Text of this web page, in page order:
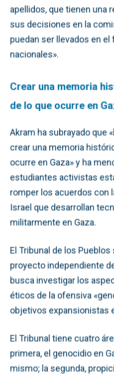
apellidos, que tienen una
sus decisiones en la
puedan ser llevados en
nacionales».
Crear una memoria
de lo que ocurre en
Akram ha subrayado que
crear una memoria
ocurre en Gaza» y ha
estudiantes activistas
romper los acuerdos con
Israel que desarrollan
militarmente en Gaza.
El Tribunal de los Pueblos
proyecto independiente
busca investigar los
éticos de la ofensiva
objetivos expansionistas
El Tribunal tiene cuatro
primera, el genocidio en
mismo; la segunda,